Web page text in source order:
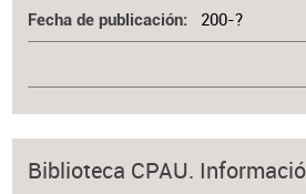
Fecha de publicación 200-?
Biblioteca CPAU.